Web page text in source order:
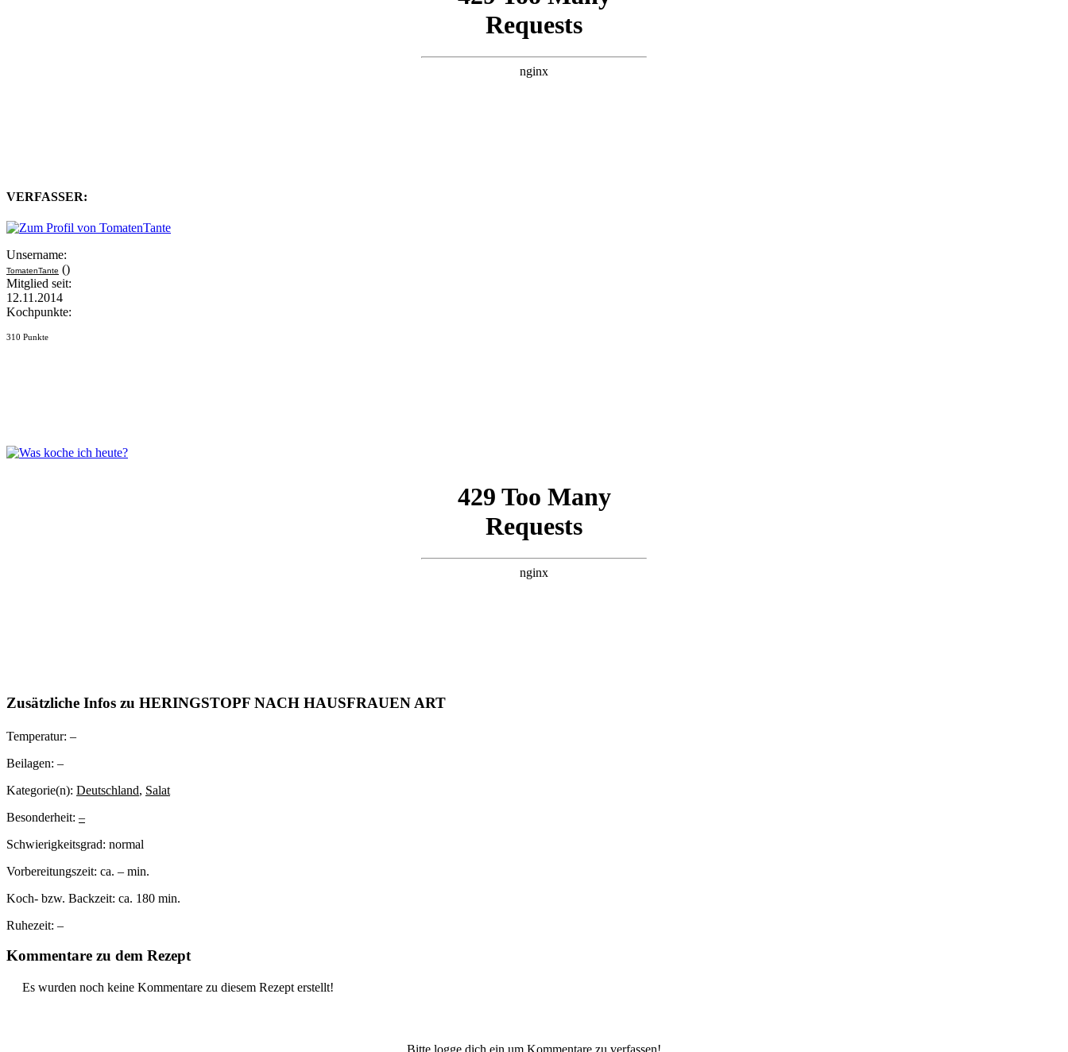
VERFASSER:
Unsername:
TomatenTante ()
Mitglied seit:
12.11.2014
Kochpunkte:
310 Punkte
Zusätzliche Infos zu HERINGSTOPF NACH HAUSFRAUEN ART
Temperatur: –
Beilagen: –
Kategorie(n): Deutschland, Salat
Besonderheit: –
Schwierigkeitsgrad: normal
Vorbereitungszeit: ca. – min.
Koch- bzw. Backzeit: ca. 180 min.
Ruhezeit: –
Kommentare zu dem Rezept
Es wurden noch keine Kommentare zu diesem Rezept erstellt!